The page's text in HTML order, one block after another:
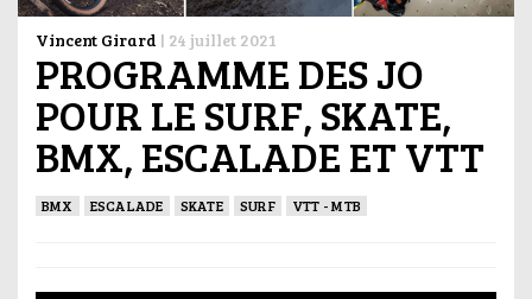
Vincent Girard | 24 juillet 2021
PROGRAMME DES JO
POUR LE SURF, SKATE,
BMX, ESCALADE ET VTT
BMX ESCALADE SKATE SURF VTT - MTB